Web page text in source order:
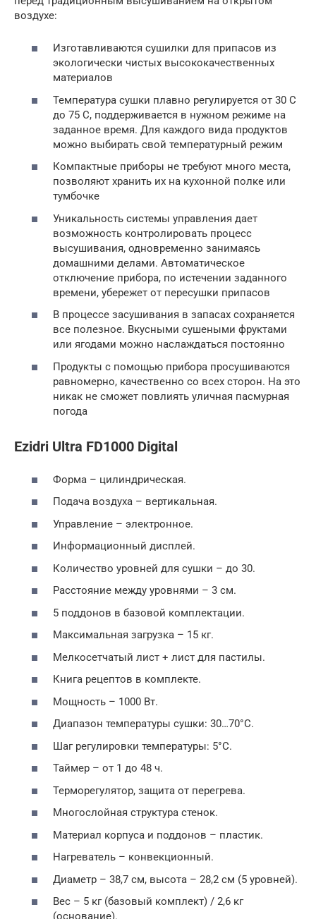
воздухе:
Изготавливаются сушилки для припасов из
экологически чистых высококачественных
материалов
Температура сушки плавно регулируется от 30 С
до 75 С, поддерживается в нужном режиме на
заданное время. Для каждого вида продуктов
можно выбирать свой температурный режим
Компактные приборы не требуют много места,
позволяют хранить их на кухонной полке или
тумбочке
Уникальность системы управления дает
возможность контролировать процесс
высушивания, одновременно занимаясь
домашними делами. Автоматическое
отключение прибора, по истечении заданного
времени, убережет от пересушки припасов
В процессе засушивания в запасах сохраняется
все полезное. Вкусными сушеными фруктами
или ягодами можно наслаждаться постоянно
Продукты с помощью прибора просушиваются
равномерно, качественно со всех сторон. На это
никак не сможет повлиять уличная пасмурная
погода
Ezidri Ultra FD1000 Digital
Форма – цилиндрическая.
Подача воздуха – вертикальная.
Управление – электронное.
Информационный дисплей.
Количество уровней для сушки – до 30.
Расстояние между уровнями – 3 см.
5 поддонов в базовой комплектации.
Максимальная загрузка – 15 кг.
Мелкосетчатый лист + лист для пастилы.
Книга рецептов в комплекте.
Мощность – 1000 Вт.
Диапазон температуры сушки: 30…70°C.
Шаг регулировки температуры: 5°C.
Таймер – от 1 до 48 ч.
Терморегулятор, защита от перегрева.
Многослойная структура стенок.
Материал корпуса и поддонов – пластик.
Нагреватель – конвекционный.
Диаметр – 38,7 см, высота – 28,2 см (5 уровней).
Вес – 5 кг (базовый комплект) / 2,6 кг
(основание).